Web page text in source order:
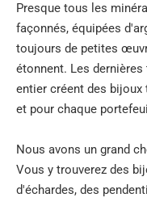
ART
DANS LA PRESSE
Presque tous les
façonnés, équipées
toujours de petites
étonnent. Les
entier créent des bijoux
et pour chaque
Nous avons un grand
Vous y trouverez des
d'échardes, des